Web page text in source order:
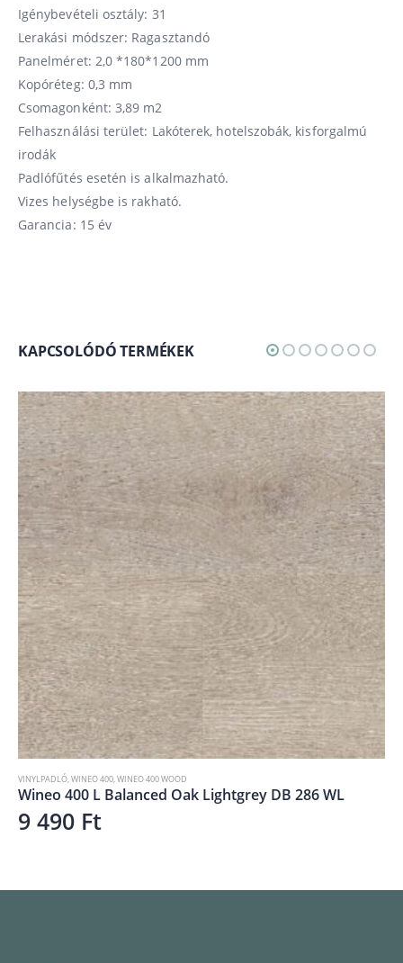
Igénybevételi osztály: 31
Lerakási módszer: Ragasztandó
Panelméret: 2,0 *180*1200 mm
Kopóréteg: 0,3 mm
Csomagonként: 3,89 m2
Felhasználási terület: Lakóterek, hotelszobák, kisforgalmú
irodák
Padlófűtés esetén is alkalmazható.
Vizes helységbe is rakható.
Garancia: 15 év
KAPCSOLÓDÓ TERMÉKEK
VINYLPADLÓ,WINEO 400,WINEO 400 WOOD
Wineo 400 L Balanced Oak Lightgrey DB 286 WL
9 490 Ft